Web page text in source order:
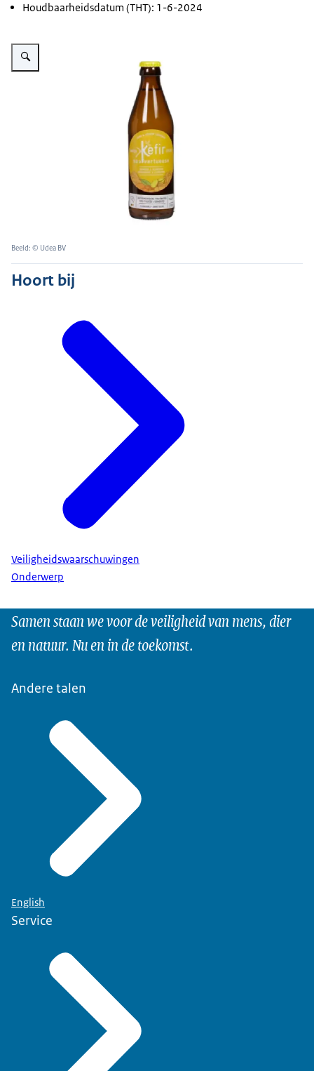
Houdbaarheidsdatum (THT): 1-6-2024
Vergroot afbeelding kefir
Beeld: © Udea BV
Hoort bij
Veiligheidswaarschuwingen
Onderwerp
Samen staan we voor de veiligheid van mens, dier
en natuur. Nu en in de toekomst.
Andere talen
English
Service